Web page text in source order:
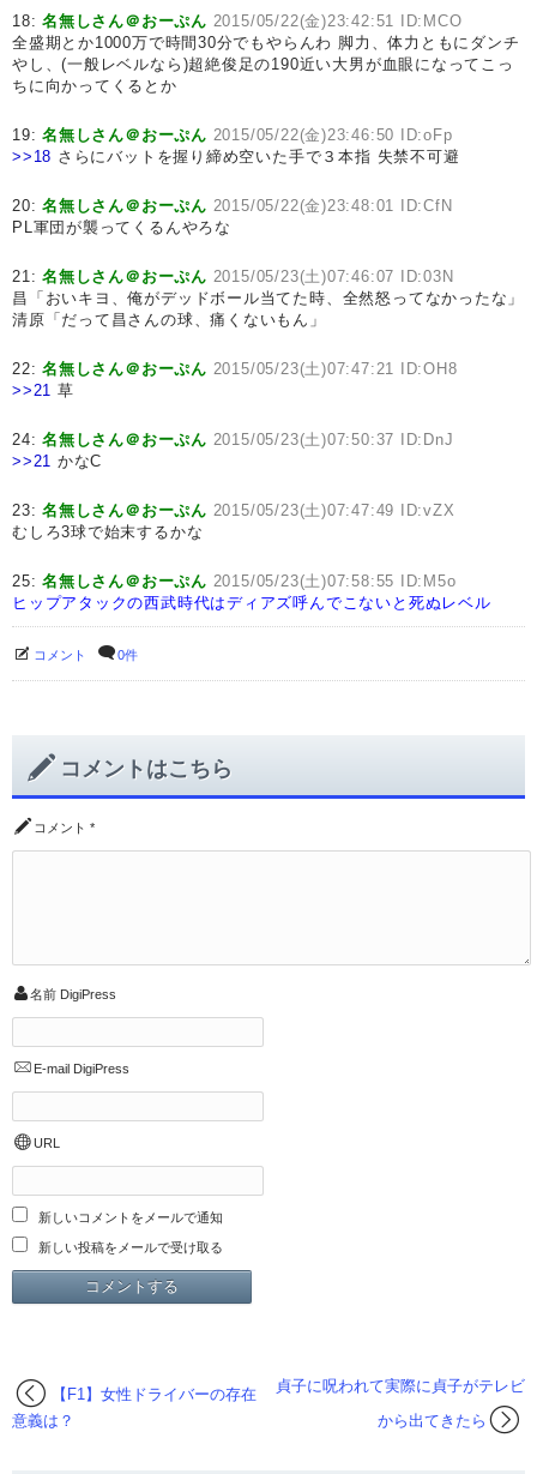
18:名無しさん＠おーぷん 2015/05/22(金)23:42:51 ID:MCO
全盛期とか1000万で時間30分でもやらんわ 脚力、体力ともにダンチ
やし、(一般レベルなら)超絶俊足の190近い大男が血眼になってこっ
ちに向かってくるとか
19:名無しさん＠おーぷん 2015/05/22(金)23:46:50 ID:oFp
>>18 さらにバットを握り締め空いた手で３本指 失禁不可避
20:名無しさん＠おーぷん 2015/05/22(金)23:48:01 ID:CfN
PL軍団が襲ってくるんやろな
21:名無しさん＠おーぷん 2015/05/23(土)07:46:07 ID:03N
昌「おいキヨ、俺がデッドボール当てた時、全然怒ってなかったな」
清原「だって昌さんの球、痛くないもん」
22:名無しさん＠おーぷん 2015/05/23(土)07:47:21 ID:OH8
>>21 草
24:名無しさん＠おーぷん 2015/05/23(土)07:50:37 ID:DnJ
>>21 かなC
23:名無しさん＠おーぷん 2015/05/23(土)07:47:49 ID:vZX
むしろ3球で始末するかな
25:名無しさん＠おーぷん 2015/05/23(土)07:58:55 ID:M5o
ヒップアタックの西武時代はディアズ呼んでこないと死ぬレベル
コメント 0件
コメントはこちら
コメント *
名前 DigiPress
E-mail DigiPress
URL
新しいコメントをメールで通知
新しい投稿をメールで受け取る
貞子に呪われて実際に貞子がテレビ
から出てきたら
【F1】女性ドライバーの存在
意義は？